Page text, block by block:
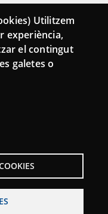
Utilitzem
experiència,
el contingut
galetes o